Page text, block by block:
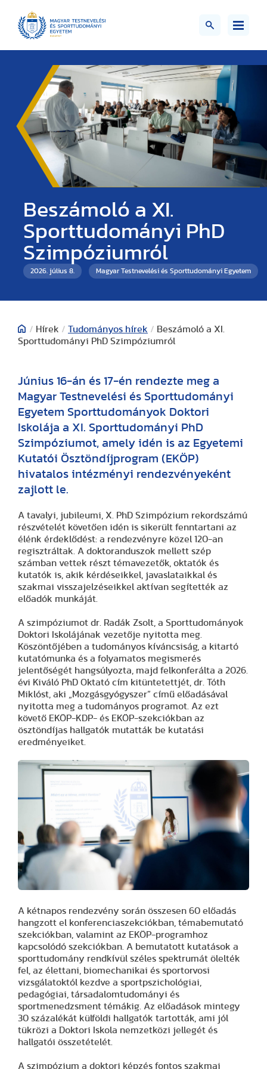
Beszámoló a XI.
Sporttudományi PhD
Szimpóziumról
2026. július 8. Magyar Testnevelési és Sporttudományi Egyetem
/ Hírek / Tudományos hírek / Beszámoló a XI.
Sporttudományi PhD Szimpóziumról
Június 16-án és 17-én rendezte meg a
Magyar Testnevelési és Sporttudományi
Egyetem Sporttudományok Doktori
Iskolája a XI. Sporttudományi PhD
Szimpóziumot, amely idén is az Egyetemi
Kutatói Ösztöndíjprogram (EKÖP)
hivatalos intézményi rendezvényeként
zajlott le.
A tavalyi, jubileumi, X. PhD Szimpózium rekordszámú
részvételét követően idén is sikerült fenntartani az
élénk érdeklődést: a rendezvényre közel 120-an
regisztráltak. A doktoranduszok mellett szép
számban vettek részt témavezetők, oktatók és
kutatók is, akik kérdéseikkel, javaslataikkal és
szakmai visszajelzéseikkel aktívan segítették az
előadók munkáját.
A szimpóziumot dr. Radák Zsolt, a Sporttudományok
Doktori Iskolájának vezetője nyitotta meg.
Köszöntőjében a tudományos kíváncsiság, a kitartó
kutatómunka és a folyamatos megismerés
jelentőségét hangsúlyozta, majd felkonferálta a 2026.
évi Kiváló PhD Oktató cím kitüntetettjét, dr. Tóth
Miklóst, aki „Mozgásgyógyszer” című előadásával
nyitotta meg a tudományos programot. Az ezt
követő EKÖP-KDP- és EKÖP-szekciókban az
ösztöndíjas hallgatók mutatták be kutatási
eredményeiket.
A kétnapos rendezvény során összesen 60 előadás
hangzott el konferenciaszekciókban, témabemutató
szekciókban, valamint az EKÖP-programhoz
kapcsolódó szekciókban. A bemutatott kutatások a
sporttudomány rendkívül széles spektrumát ölelték
fel, az élettani, biomechanikai és sportorvosi
vizsgálatoktól kezdve a sportpszichológiai,
pedagógiai, társadalomtudományi és
sportmenedzsment témákig. Az előadások mintegy
30 százalékát külföldi hallgatók tartották, ami jól
tükrözi a Doktori Iskola nemzetközi jellegét és
hallgatói összetételét.
A szimpózium a doktori képzés fontos szakmai